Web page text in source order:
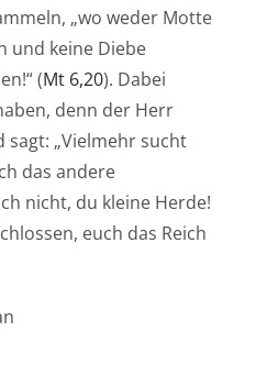
„wo weder Motte
und keine Diebe
(Mt 6,20). Dabei
denn der Herr
„Vielmehr sucht
das andere
nicht, du kleine Herde!
euch das Reich